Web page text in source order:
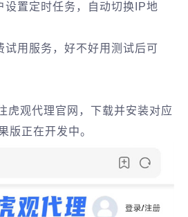
设置定时任务，自动切换IP地
试用服务，好不好用测试后可
虎观代理官网，下载并安装对应
版正在开发中。